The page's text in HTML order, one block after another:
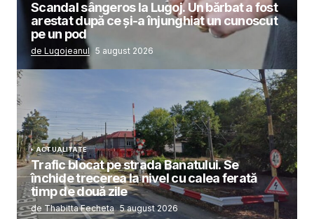
Scandal sângeros la Lugoj. Un bărbat a fost
arestat după ce și-a înjunghiat un cunoscut
pe un pod
de Lugojeanul 5 august 2026
ACTUALITATE
Trafic blocat pe strada Banatului. Se
închide trecerea la nivel cu calea ferată
timp de două zile
de Thabitta Fecheta 5 august 2026